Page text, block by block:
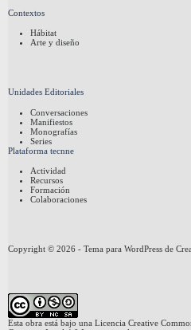
Contextos
Hábitat
Arte y diseño
Unidades Editoriales
Conversaciones
Manifiestos
Monografías
Series
Plataforma tecnne
Actividad
Recursos
Formación
Colaboraciones
Copyright © 2026 - Tema para WordPress de
Esta obra está bajo una Licencia Creative